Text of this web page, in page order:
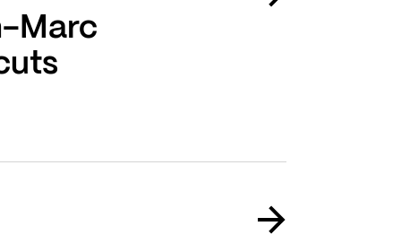
Marc